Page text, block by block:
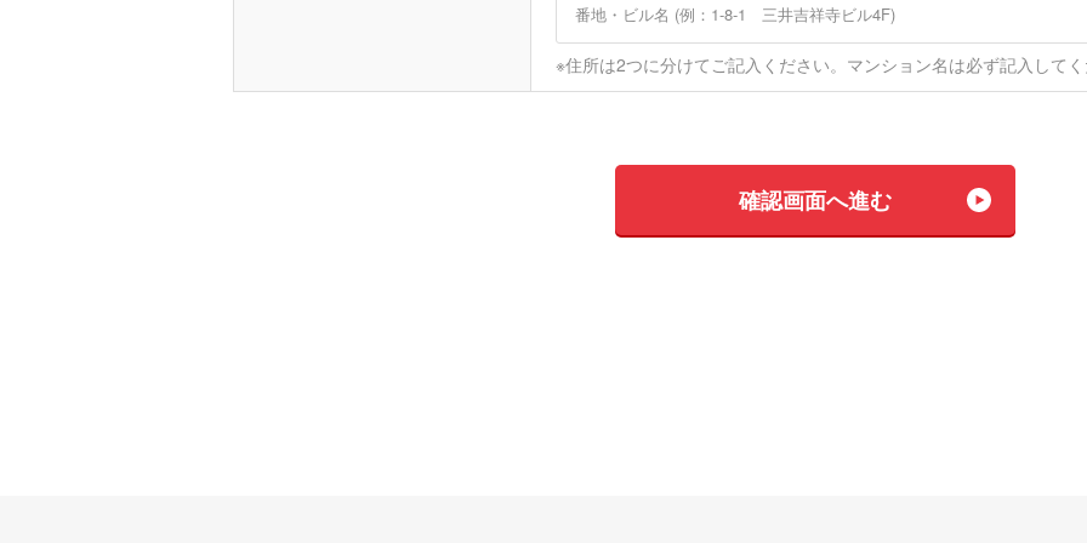
※住所は2つに分けてご記入ください。マンション名は必ず記入して
確認画⾯へ進む